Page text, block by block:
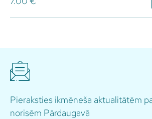
Pieraksties ikmēneša aktualitātēm
norisēm Pārdaugavā